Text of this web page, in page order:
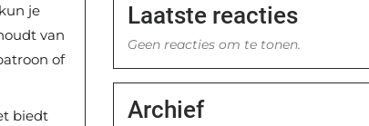
je
van
of
biedt
Laatste reacties
Geen reacties om te tonen.
Archief